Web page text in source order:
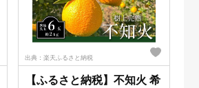
出典：楽天ふるさと納税
【ふるさと納税】不知火 希